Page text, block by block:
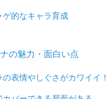
ゲ的なキャラ育成
の魅力・面白い点
の表情やしぐさがカワイイ！